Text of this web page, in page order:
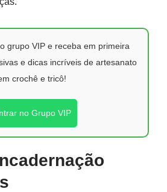
grupo VIP e receba em primeira
e dicas incríveis de artesanato
crochê e tricô!
no Grupo VIP